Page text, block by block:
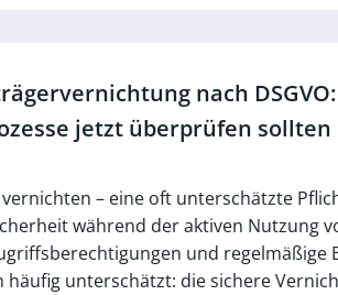
nach
jetzt überprüfen sollten
– eine oft unterschätzte
während der aktiven Nutzung
und regelmäßige
häufig unterschätzt: die sichere